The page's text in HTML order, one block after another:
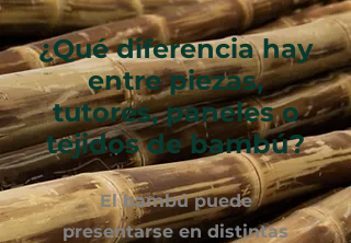
¿Qué diferencia hay
entre piezas,
tutores, paneles o
tejidos de bambú?
El bambú puede
presentarse en distintas